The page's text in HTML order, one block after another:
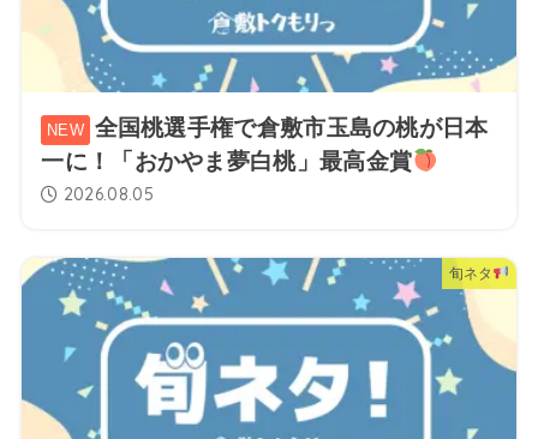
全国桃選手権で倉敷市玉島の桃が日本
一に！「おかやま夢白桃」最高金賞
2026.08.05
旬ネタ